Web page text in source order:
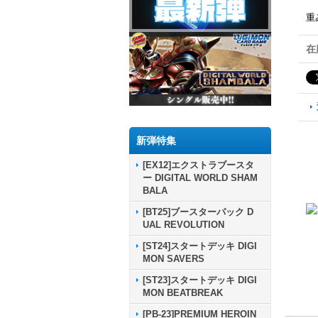
新弾特集
[EX12]エクストラブースタ
ー DIGITAL WORLD SHAM
BALA
[BT25]ブースターパック D
UAL REVOLUTION
[ST24]スタートデッキ DIGI
MON SAVERS
[ST23]スタートデッキ DIGI
MON BEATBREAK
[PB-23]PREMIUM HEROIN
重
在